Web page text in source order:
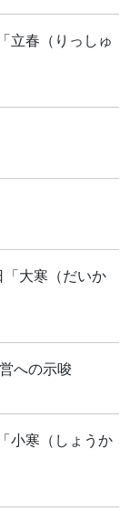
春（りっしゅ
大寒（だいか
への示唆
小寒（しょうか